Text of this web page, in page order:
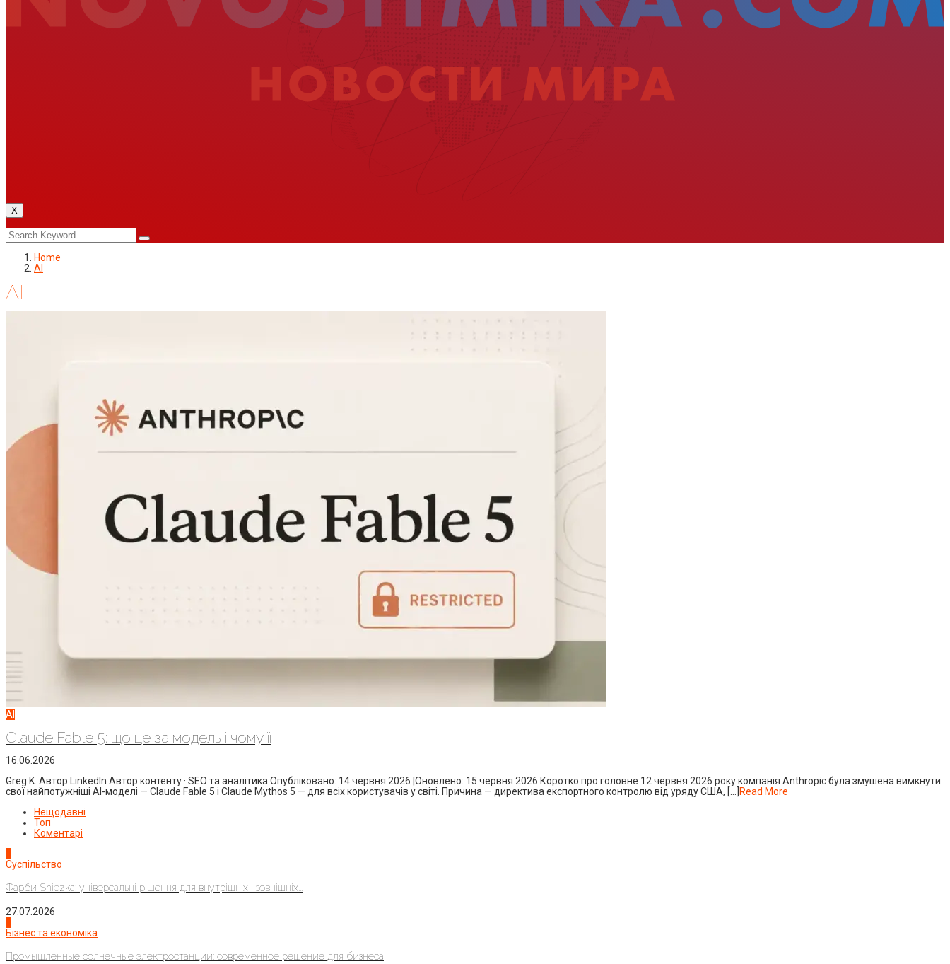
X
Home
AI
AI
AI
Claude Fable 5: що це за модель і чому її
16.06.2026
Greg K. Автор LinkedIn Автор контенту · SEO та аналітика Опубліковано: 14 червня 2026 |Оновлено: 15 червня 2026 Коротко про головне 12 червня 2026 року компанія Anthropic була змушена вимкнути
свої найпотужніші AI-моделі — Claude Fable 5 і Claude Mythos 5 — для всіх користувачів у світі. Причина — директива експортного контролю від уряду США, […]Read More
Нещодавні
Топ
Коментарі
Суспільство
Фарби Sniezka: універсальні рішення для внутрішніх і зовнішніх...
27.07.2026
Бізнес та економіка
Промышленные солнечные электростанции: современное решение для бизнеса